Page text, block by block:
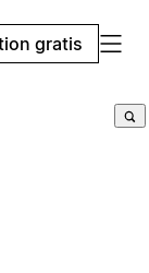
gratis